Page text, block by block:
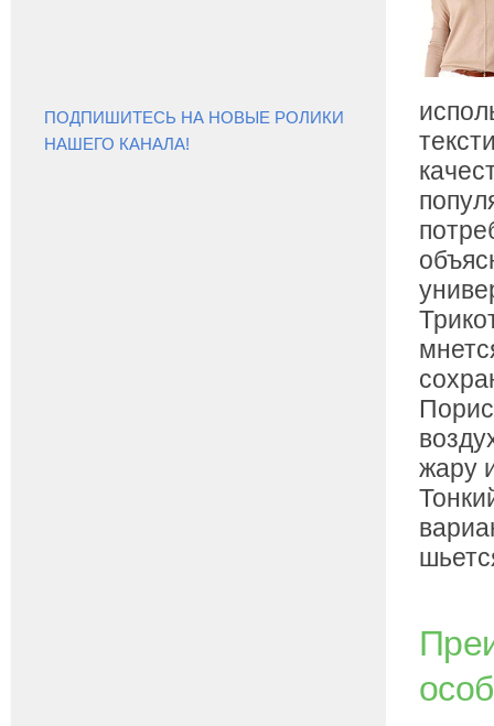
жару
ПОДПИШИТЕСЬ НА НОВЫЕ РОЛИКИ
НАШЕГО КАНАЛА!